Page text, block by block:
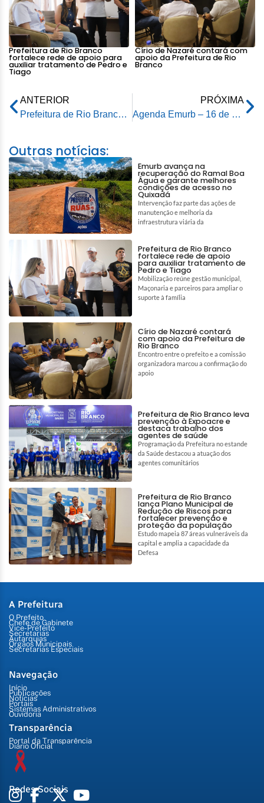
Prefeitura de Rio Branco
fortalece rede de apoio para
auxiliar tratamento de Pedro e
Tiago
Círio de Nazaré contará com
apoio da Prefeitura de Rio
Branco
ANTERIOR
Prefeitura de Rio Branco realiza Feira de Adoção e Vacinação Antirrábica, neste sábado (18)
PRÓXIMA
Agenda Emurb – 16 de abril de 2026
Outras notícias:
Emurb avança na
recuperação do Ramal Boa
Água e garante melhores
condições de acesso no
Quixadá
Intervenção faz parte das ações de
manutenção e melhoria da
infraestrutura viária da
Prefeitura de Rio Branco
fortalece rede de apoio
para auxiliar tratamento de
Pedro e Tiago
Mobilização reúne gestão municipal,
Maçonaria e parceiros para ampliar o
suporte à família
Círio de Nazaré contará
com apoio da Prefeitura de
Rio Branco
Encontro entre o prefeito e a comissão
organizadora marcou a confirmação do
apoio
Prefeitura de Rio Branco leva
prevenção à Expoacre e
destaca trabalho dos
agentes de saúde
Programação da Prefeitura no estande
da Saúde destacou a atuação dos
agentes comunitários
Prefeitura de Rio Branco
lança Plano Municipal de
Redução de Riscos para
fortalecer prevenção e
proteção da população
Estudo mapeia 87 áreas vulneráveis da
capital e amplia a capacidade da
Defesa
A Prefeitura
O Prefeito
Chefe de Gabinete
Vice-Prefeito
Secretarias
Autarquias
Órgãos Municipais
Secretarias Especiais
Navegação
Início
Publicações
Notícias
Portais
Sistemas Administrativos
Ouvidoria
Transparência
Portal da Transparência
Diário Oficial
Redes Sociais